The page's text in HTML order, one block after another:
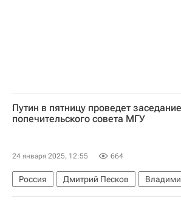
Путин в пятницу проведет заседание
попечительского совета МГУ
24 января 2025, 12:55 664
Россия Дмитрий Песков
Общество